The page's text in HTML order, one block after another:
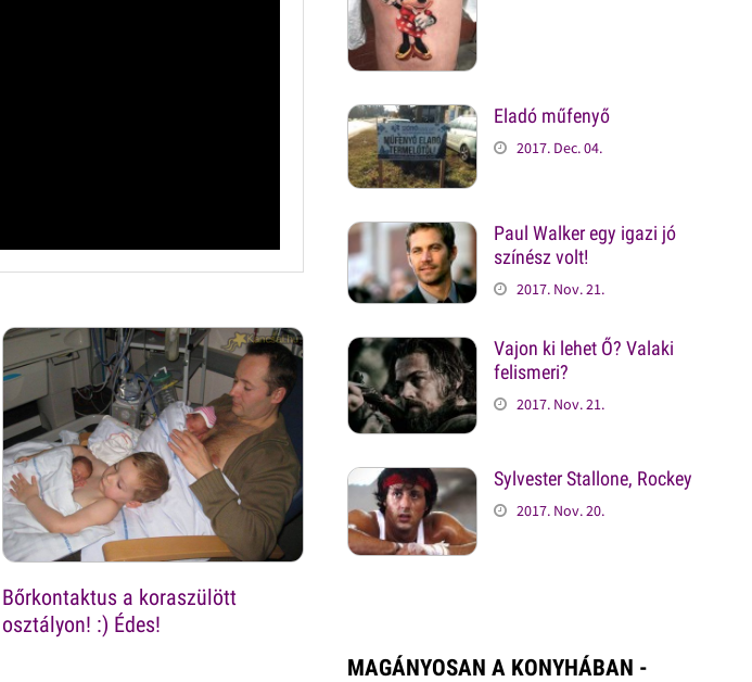
Bőrkontaktus a koraszülött
osztályon! :) Édes!
Eladó műfenyő
2017. Dec. 04.
Paul Walker egy igazi jó
színész volt!
2017. Nov. 21.
Vajon ki lehet Ő? Valaki
felismeri?
2017. Nov. 21.
Sylvester Stallone, Rockey
2017. Nov. 20.
MAGÁNYOSAN A KONYHÁBAN -